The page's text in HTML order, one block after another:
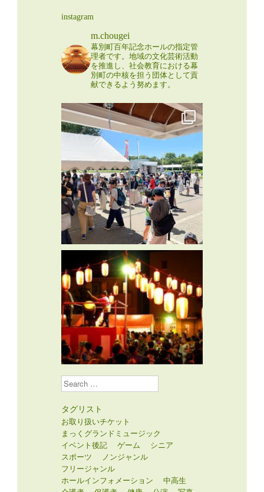
instagram
m.chougei
幕別町百年記念ホールの指定管
理者です。地域の文化芸術活動
を推進し、社会教育における幕
別町の中核を担う団体として貢
献できるよう努めます。
Search
タグリスト
お取り扱いチケット
まっくグランドミュージック
イベント後記
ゲーム
シニア
スポーツ
ノンジャンル
フリージャンル
ホールインフォメーション
中高生